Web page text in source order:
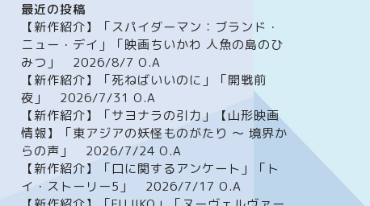
最近の投稿
【新作紹介】「スパイダーマン：ブランド・
ニュー・デイ」「映画ちいかわ 人魚の島のひ
みつ」 2026/8/7 O.A
【新作紹介】「死ねばいいのに」「開戦前
夜」 2026/7/31 O.A
【新作紹介】「サヨナラの引力」【山形映画
情報】「東アジアの妖怪ものがたり ～ 境界か
らの声」 2026/7/24 O.A
【新作紹介】「口に関するアンケート」「ト
イ・ストーリー5」 2026/7/17 O.A